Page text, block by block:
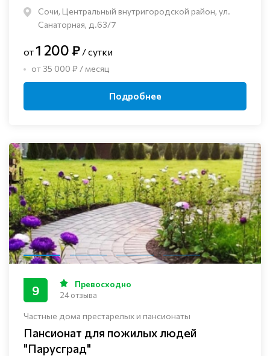
Сочи, Центральный внутригородской район, ул.
Санаторная, д.63/7
от1 200 ₽ / сутки
от 35 000 ₽ / месяц
Подробнее
Частные дома престарелых и пансионаты
Пансионат для пожилых людей
"Парусград"
9 Превосходно
24 отзыва